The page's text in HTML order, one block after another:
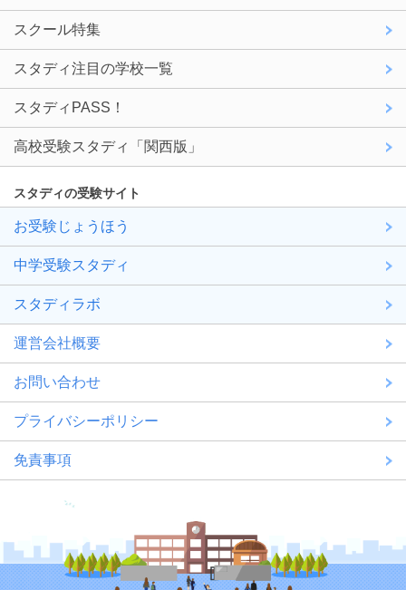
スクール特集
スタディ注目の学校一覧
スタディPASS！
高校受験スタディ「関西版」
スタディの受験サイト
お受験じょうほう
中学受験スタディ
スタディラボ
運営会社概要
お問い合わせ
プライバシーポリシー
免責事項